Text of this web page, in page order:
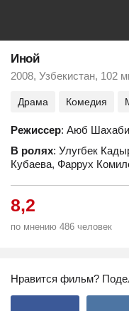
Иной
2008, Узбекистан, 102
Драма Комедия
Режиссер: Аюб
В ролях: Улугбек
Кубаева, Фаррух
8,2
по мнению 486 человек
Нравится фильм?